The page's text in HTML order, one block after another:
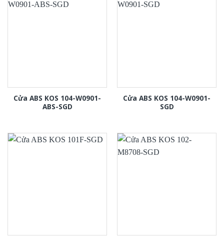
Cửa ABS KOS 104-W0901-
ABS-SGD
Cửa ABS KOS 104-W0901-
SGD